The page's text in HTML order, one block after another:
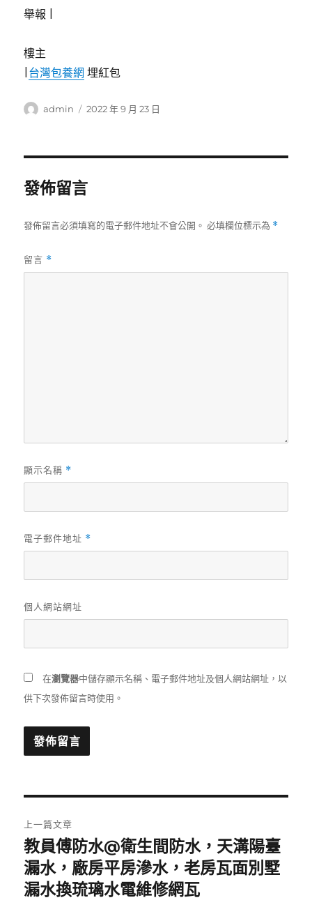
舉報 |
樓主
台灣包養網 埋紅包
作
admin
發
2022 年 9 月 23 日
發佈留言
發佈留言必須填寫的電子郵件地址不會公開。 必填欄位標示為 *
留言 *
顯示名稱 *
電子郵件地址 *
個人網站網址
在瀏覽器中儲存顯示名稱、電子郵件地址及個人網站網址，以
供下次發佈留言時使用。
章
導
覽
上一篇文章
上
一
篇
教員傅防水@衛生間防水，天溝陽臺
漏水，廠房平房滲水，老房瓦面別墅
漏水換琉璃水電維修網瓦